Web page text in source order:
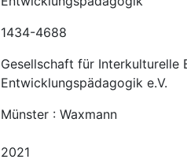
1434-4688
Gesellschaft für Interkulturelle
Entwicklungspädagogik e.V.
Münster : Waxmann
2021